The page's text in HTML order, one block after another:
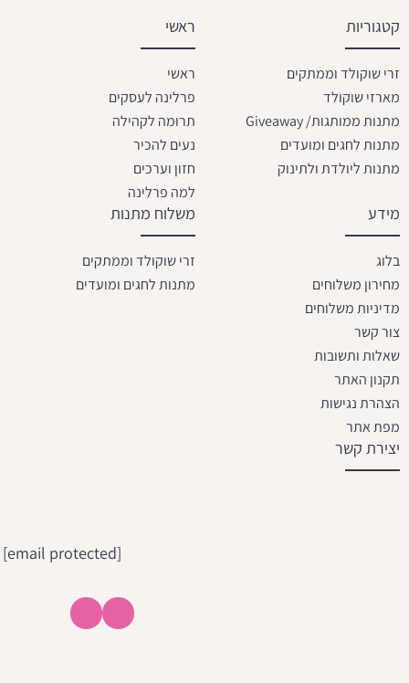
קטגוריות
זרי שוקולד וממתקים
מארזי שוקולד
מתנות ממותגות/ Giveaway
מתנות לחגים ומועדים
מתנות ליולדת ולתינוק
ראשי
ראשי
פרלינה לעסקים
תרומה לקהילה
נעים להכיר
חזון וערכים
למה פרלינה
מידע
בלוג
מחירון משלוחים
מדיניות משלוחים
צור קשר
שאלות ותשובות
תקנון האתר
הצהרת נגישות
מפת אתר
משלוח מתנות
זרי שוקולד וממתקים
מתנות לחגים ומועדים
יצירת קשר
[email protected]